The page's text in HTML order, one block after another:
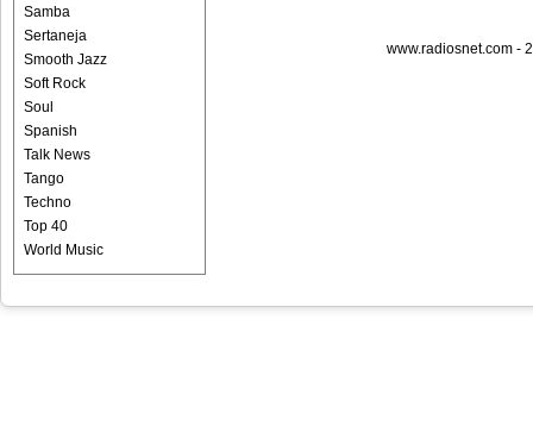
Samba
Sertaneja
Smooth Jazz
Soft Rock
Soul
Spanish
Talk News
Tango
Techno
Top 40
World Music
www.radiosnet.com -